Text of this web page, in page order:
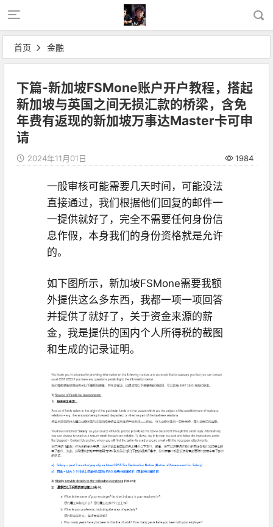
首页 金融
下篇-新加坡FSMone账户开户教程，搭起
新加坡与英国之间无损汇款的桥梁，含免
年费有返现的新加坡万事达Master卡可申
请
2024年11月01日 1984
一般审核可能需要几天时间，可能没法
直接通过，我们根据他们回复的邮件一
一提供就好了，完全不需要任何身份信
息作假，本身我们的身份资格就是允许
的。
如下图所示，新加坡FSMone需要我额
外提供这么多东西，我都一项一项回答
并提供了就好了，关于资金来源的薪
金，我是提供的国内个人所得税的截图
和生成的记录证明。